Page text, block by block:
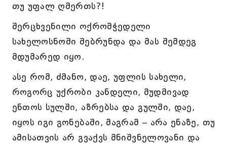
თუ უფალ ღმერთს?!
შერცხვენილი ოქრომჭედელი
სახელოსნოში შებრუნდა და მას შემდეგ
მდუმარედ იყო.
ასე რომ, ძმანო, დაე, უფლის სახელი,
როგორც უქრობი კანდელი, მუდმივად
ენთოს სულში, აზრებსა და გულში, დაე,
იყოს იგი გონებაში, მაგრამ – არა ენაზე, თუ
ამისათვის არ გვაქვს მნიშვნელოვანი და